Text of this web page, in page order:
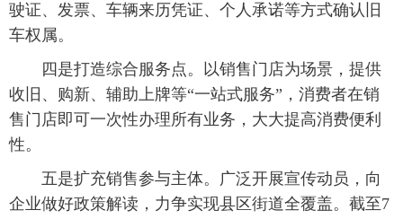
驶证、发票、车辆来历凭证、个人承诺等方式确认旧
车权属。
四是打造综合服务点。以销售门店为场景，提供
收旧、购新、辅助上牌等“一站式服务”，消费者在销
售门店即可一次性办理所有业务，大大提高消费便利
性。
五是扩充销售参与主体。广泛开展宣传动员，向
企业做好政策解读，力争实现县区街道全覆盖。截至7